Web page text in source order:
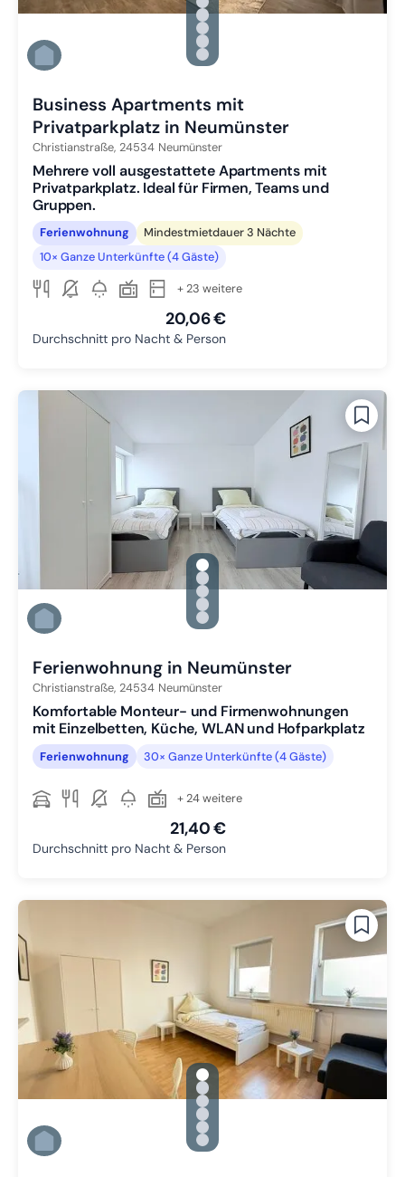
Zu Slide 1 wechseln
Zu Slide 2 wechseln
Zu Slide 3 wechseln
Zu Slide 4 wechseln
Zu Slide 5 wechseln
Zu Slide 6 wechseln
Business Apartments mit
Privatparkplatz in Neumünster
Christianstraße, 24534 Neumünster
Mehrere voll ausgestattete Apartments mit
Privatparkplatz. Ideal für Firmen, Teams und
Gruppen.
Ferienwohnung
Mindestmietdauer 3 Nächte
10× Ganze Unterkünfte (4 Gäste)
+ 23 weitere
20,06 €
Durchschnitt pro Nacht & Person
gallery.slide_selector
Zu Slide 1 wechseln
Zu Slide 2 wechseln
Zu Slide 3 wechseln
Zu Slide 4 wechseln
Zu Slide 5 wechseln
Ferienwohnung in Neumünster
Christianstraße, 24534 Neumünster
Komfortable Monteur- und Firmenwohnungen
mit Einzelbetten, Küche, WLAN und Hofparkplatz
Ferienwohnung 30× Ganze Unterkünfte (4 Gäste)
+ 24 weitere
21,40 €
Durchschnitt pro Nacht & Person
gallery.slide_selector
Zu Slide 1 wechseln
Zu Slide 2 wechseln
Zu Slide 3 wechseln
Zu Slide 4 wechseln
Zu Slide 5 wechseln
Zu Slide 6 wechseln